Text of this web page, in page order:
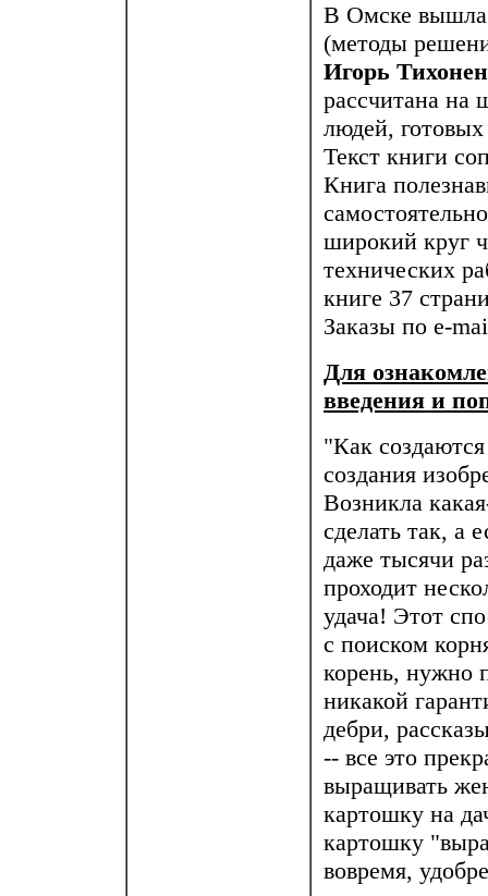
В Омске
(методы
Игорь
рассчитана на
людей, готовых
Текст книги
Книга
широкий круг
технических
книге 37
Заказы по e-
Для
введения и
"Как
создания
Возникла
сделать так, а
даже тысячи
проходит
удача! Этот
с поиском
корень, нужно
никакой
дебри,
-- все это
выращивать
картошку на
картошку
вовремя,